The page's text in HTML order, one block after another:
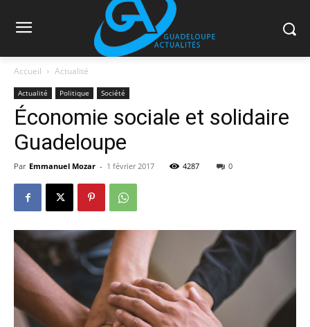
Accueil Actualité
Actualité Politique Société
Économie sociale et solidaire
Guadeloupe
Par Emmanuel Mozar - 1 février 2017 4287 0